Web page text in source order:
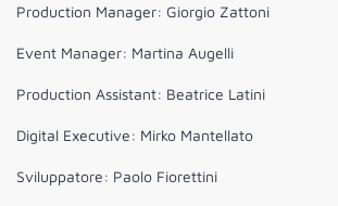
Production Manager: Giorgio Zattoni
Event Manager: Martina Augelli
Production Assistant: Beatrice Latini
Digital Executive: Mirko Mantellato
Sviluppatore: Paolo Fiorettini